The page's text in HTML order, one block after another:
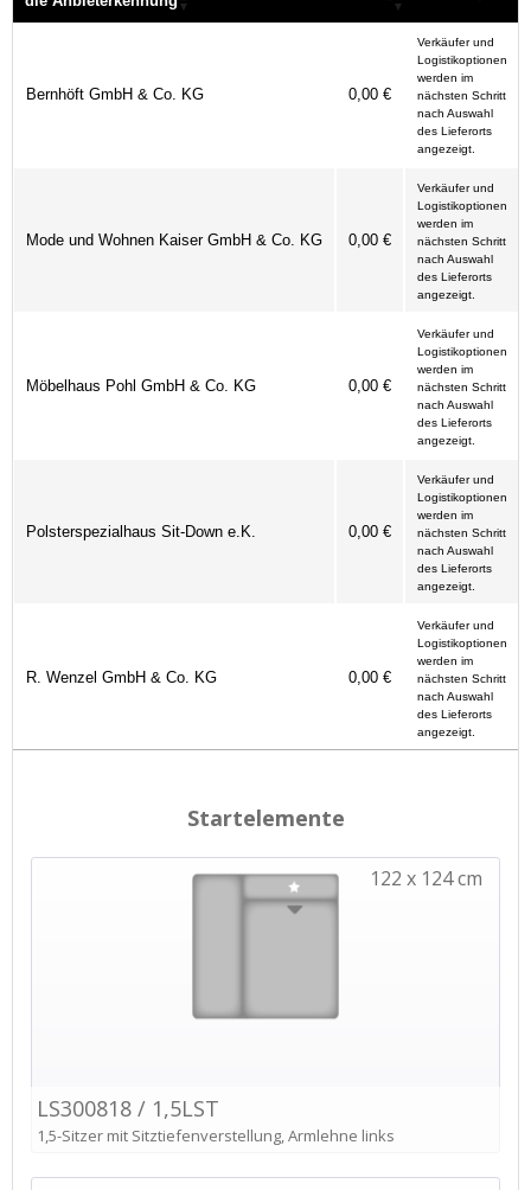
Bernhöft GmbH & Co. KG 0,00 €
Verkäufer und
Logistikoptionen
werden im
nächsten Schritt
nach Auswahl
des Lieferorts
angezeigt.
Mode und Wohnen Kaiser GmbH & Co. KG 0,00 €
Verkäufer und
Logistikoptionen
werden im
nächsten Schritt
nach Auswahl
des Lieferorts
angezeigt.
Möbelhaus Pohl GmbH & Co. KG 0,00 €
Verkäufer und
Logistikoptionen
werden im
nächsten Schritt
nach Auswahl
des Lieferorts
angezeigt.
Polsterspezialhaus Sit-Down e.K. 0,00 €
Verkäufer und
Logistikoptionen
werden im
nächsten Schritt
nach Auswahl
des Lieferorts
angezeigt.
R. Wenzel GmbH & Co. KG 0,00 €
Verkäufer und
Logistikoptionen
werden im
nächsten Schritt
nach Auswahl
des Lieferorts
angezeigt.